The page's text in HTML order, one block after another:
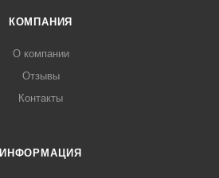
КОМПАНИЯ
О компании
Отзывы
Контакты
ИНФОРМАЦИЯ